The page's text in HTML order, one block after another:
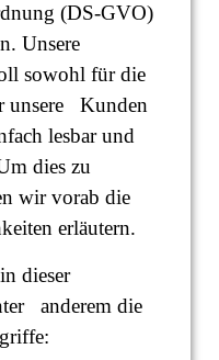
(DS-GVO)
Unsere
sowohl für die
unsere Kunden
lesbar und
dies zu
wir vorab die
erläutern.
dieser
anderem die